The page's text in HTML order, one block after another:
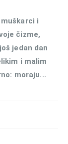
i
čizme,
jedan dan
i malim
moraju...